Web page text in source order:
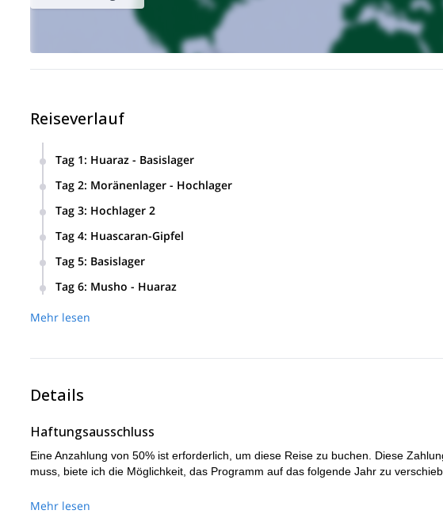
Reiseverlauf
Tag 1: Huaraz - Basislager
Stunden zum Basislager (4.200 Meter).
Tag 2: Moränenlager - Hochlager
Tag 3: Hochlager 2
Tag 4: Huascaran-Gipfel
Tag 5: Basislager
Tag 6: Musho - Huaraz
Mehr lesen
Details
Haftungsausschluss
Eine Anzahlung von 50% ist erforderlich, um diese Reise zu buchen. Diese
muss, biete ich die Möglichkeit, das Programm auf das folgende Jahr zu
Mehr lesen